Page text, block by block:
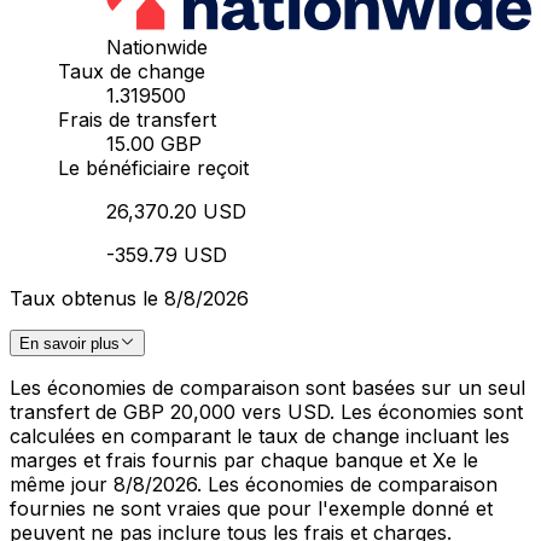
Nationwide
Taux de change
1.319500
Frais de transfert
15.00 GBP
Le bénéficiaire reçoit
26,370.20 USD
-359.79 USD
Taux obtenus le 8/8/2026
En savoir plus
Les économies de comparaison sont basées sur un seul
transfert de GBP 20,000 vers USD. Les économies sont
calculées en comparant le taux de change incluant les
marges et frais fournis par chaque banque et Xe le
même jour 8/8/2026. Les économies de comparaison
fournies ne sont vraies que pour l'exemple donné et
peuvent ne pas inclure tous les frais et charges.